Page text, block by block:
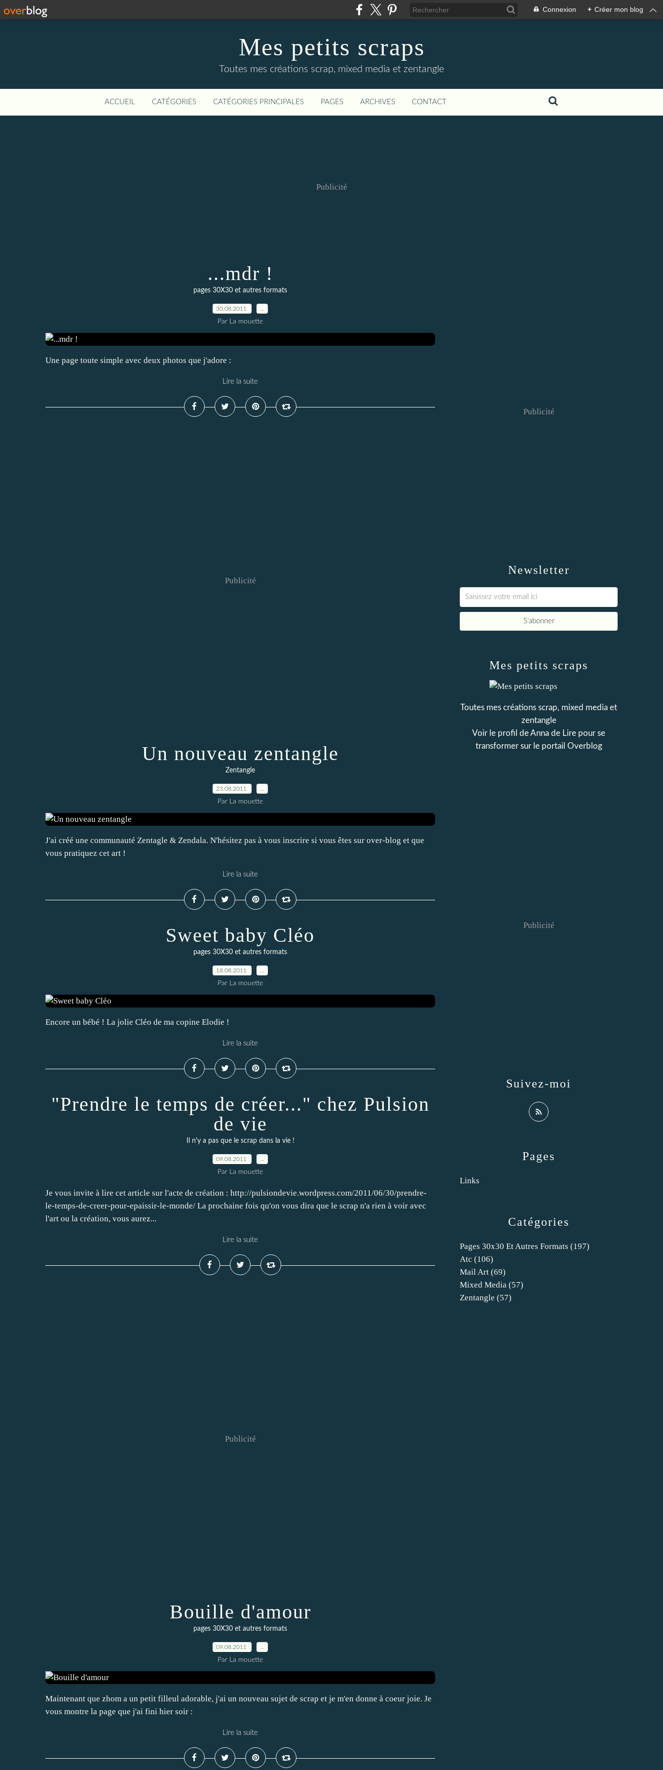
Connexion + Créer mon blog
Mes petits scraps
Toutes mes créations scrap, mixed media et zentangle
ACCUEIL CATÉGORIES CATÉGORIES PRINCIPALES PAGES ARCHIVES CONTACT
Publicité
...mdr !
pages 30X30 et autres formats
30.08.2011
Par La mouette
Une page toute simple avec deux photos que j'adore :
Lire la suite
Publicité
Un nouveau zentangle
Zentangle
23.08.2011
Par La mouette
J'ai créé une communauté Zentagle & Zendala. N'hésitez pas à vous inscrire si vous êtes sur over-blog et que
vous pratiquez cet art !
Lire la suite
Sweet baby Cléo
pages 30X30 et autres formats
18.08.2011
Par La mouette
Encore un bébé ! La jolie Cléo de ma copine Elodie !
Lire la suite
"Prendre le temps de créer..." chez Pulsion
de vie
Il n'y a pas que le scrap dans la vie !
09.08.2011
Par La mouette
Je vous invite à lire cet article sur l'acte de création : http://pulsiondevie.wordpress.com/2011/06/30/prendre-
le-temps-de-creer-pour-epaissir-le-monde/ La prochaine fois qu'on vous dira que le scrap n'a rien à voir avec
l'art ou la création, vous aurez...
Lire la suite
Publicité
Bouille d'amour
pages 30X30 et autres formats
09.08.2011
Par La mouette
Maintenant que zhom a un petit filleul adorable, j'ai un nouveau sujet de scrap et je m'en donne à coeur joie. Je
vous montre la page que j'ai fini hier soir :
Lire la suite
Newsletter
Publicité
Catégories
Pages 30x30 Et Autres Formats (197)
Atc (106)
Mail Art (69)
Mixed Media (57)
Zentangle (57)
Pages
Links
Mes petits scraps
Toutes mes créations scrap, mixed media et
zentangle
Voir le profil deAnna de Lire pour se
transformersur le portail Overblog
Suivez-moi
Publicité